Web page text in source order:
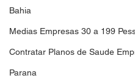
Bahia
Medias Empresas 30 a 199
Contratar Planos de Saude
Parana